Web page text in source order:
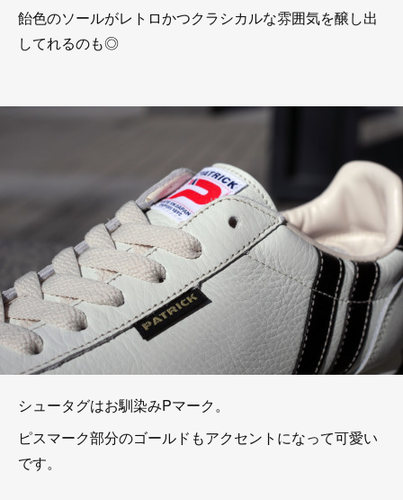
飴色のソールがレトロかつクラシカルな雰囲気を醸し出
してれるのも◎
シュータグはお馴染みPマーク。
ピスマーク部分のゴールドもアクセントになって可愛い
です。